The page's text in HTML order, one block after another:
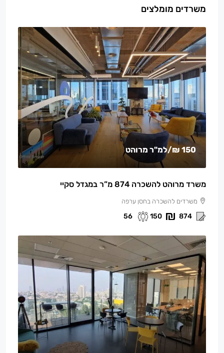
משרדים מומלצים
150 ₪ /למ"ר מרוהט
משרד מרוהט להשכרה 874 מ”ר במגדל סקיי
משרדים להשכרה בחסן ערפה
874
150
56